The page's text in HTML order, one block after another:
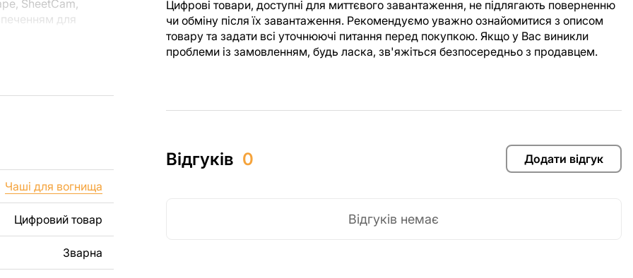
SheetCam,
для
ви могли
виробів як для
заборонені.
виробу. Якщо вам
з металу для
Чаші для вогнища
Цифровий товар
Зварна
Цифрові товари, доступні для миттєвого завантаження, не підлягають поверненню
чи обміну після їх завантаження. Рекомендуємо уважно ознайомитися з описом
товару та задати всі уточнюючі питання перед покупкою. Якщо у Вас виникли
проблеми із замовленням, будь ласка, зв'яжіться безпосередньо з продавцем.
Відгуків 0 Додати відгук
Відгуків немає